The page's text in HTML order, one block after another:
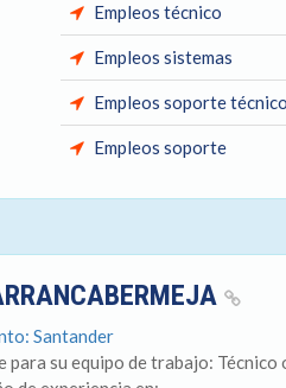
Empleos técnico
Empleos sistemas
Empleos soporte técnico
Empleos soporte
Santander
su equipo de trabajo: Técnico